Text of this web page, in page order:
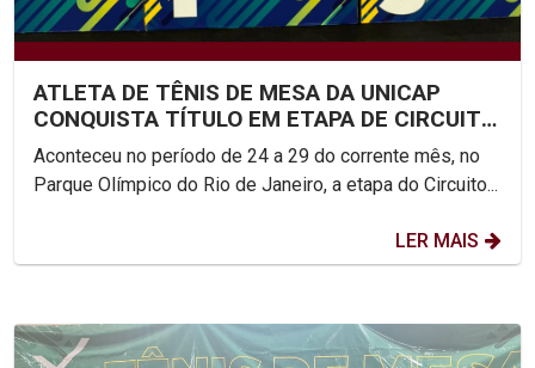
ATLETA DE TÊNIS DE MESA DA UNICAP
CONQUISTA TÍTULO EM ETAPA DE CIRCUITO
NACIONAL
Aconteceu no período de 24 a 29 do corrente mês, no
Parque Olímpico do Rio de Janeiro, a etapa do Circuito...
LER MAIS